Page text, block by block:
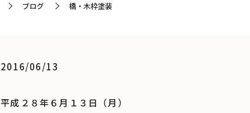
ブログ 橋・木枠塗装
2016/06/13
平成２８年６月１３日（月）